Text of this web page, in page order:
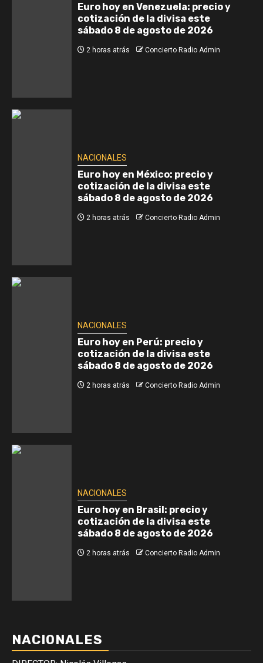
Euro hoy en Venezuela: precio y
cotización de la divisa este
sábado 8 de agosto de 2026
2 horas atrás Concierto Radio Admin
NACIONALES
Euro hoy en México: precio y
cotización de la divisa este
sábado 8 de agosto de 2026
2 horas atrás Concierto Radio Admin
NACIONALES
Euro hoy en Perú: precio y
cotización de la divisa este
sábado 8 de agosto de 2026
2 horas atrás Concierto Radio Admin
NACIONALES
Euro hoy en Brasil: precio y
cotización de la divisa este
sábado 8 de agosto de 2026
2 horas atrás Concierto Radio Admin
NACIONALES